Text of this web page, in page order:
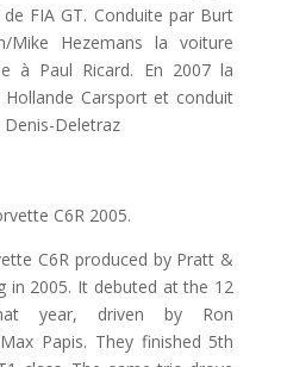
FIA GT. Conduite par Burt
Mike Hezemans la voiture
à Paul Ricard. En 2007 la
Carsport et conduit
Denis-Deletraz
C6R 2005.
C6R produced by Pratt &
in 2005. It debuted at the 12
year, driven by Ron
Max Papis. They finished 5th